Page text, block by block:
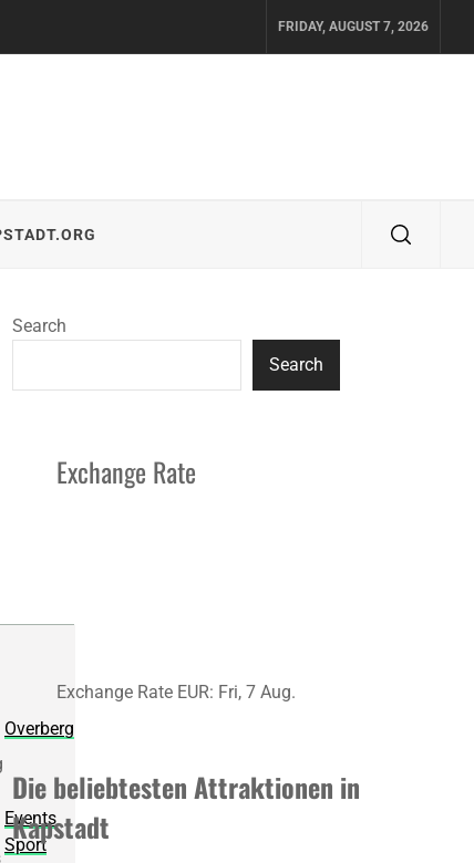
FRIDAY, AUGUST 7, 2026
Overberg
Events
Sport
Search
Search
Exchange Rate
Exchange Rate EUR: Fri, 7 Aug.
Die beliebtesten Attraktionen in
Kapstadt